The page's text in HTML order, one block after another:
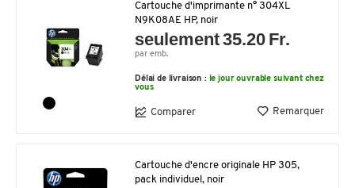
Cartouche d'imprimante n° 304XL
N9K08AE HP, noir
seulement 35.20 Fr.
par emb.
Délai de livraison : le jour ouvrable suivant chez
vous
Comparer Remarquer
Cartouche d'encre originale HP 305,
pack individuel, noir